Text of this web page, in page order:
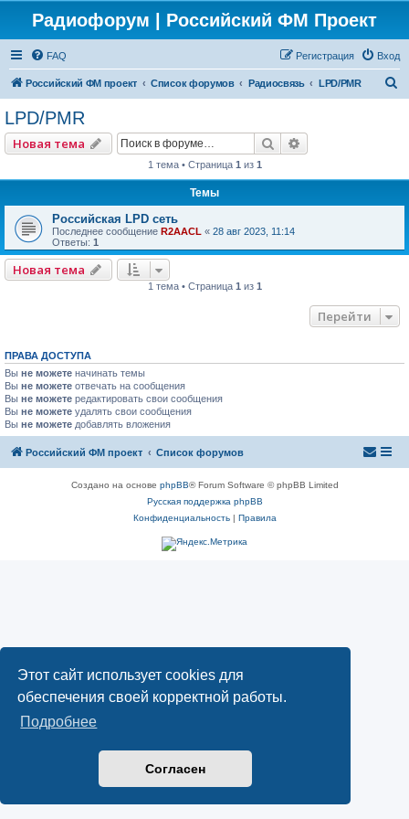
Этот сайт использует cookies для
обеспечения своей корректной работы.
Подробнее
Согласен
Радиофорум | Российский ФМ Проект
FAQ Вход
Регистрация
Российский ФМ проект Список форумов Радиосвязь LPD/PMR
LPD/PMR
Новая тема Поиск
1 тема • Страница 1 из 1
Темы
Российская LPD сеть
Последнее сообщение R2AACL « 28 авг 2023, 11:14
Ответы: 1
Новая тема
1 тема • Страница 1 из 1
Перейти
ПРАВА ДОСТУПА
Вы не можете начинать темы
Вы не можете отвечать на сообщения
Вы не можете редактировать свои сообщения
Вы не можете удалять свои сообщения
Вы не можете добавлять вложения
Российский ФМ проект Список форумов
Создано на основе phpBB® Forum Software © phpBB Limited
Русская поддержка phpBB
Конфиденциальность| Правила